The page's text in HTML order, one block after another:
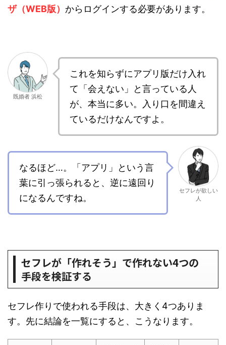
ザ（WEB版） からログインする必要があります。
既婚者 浜松
これを知らずにアプリ版だけ入れ
て「会えない」と言っている人
が、本当に多い。入り口を間違え
ているだけなんですよ。
なるほど…。「アプリ」という言
葉に引っ張られると、逆に遠回り
になるんですね。
セフレが欲しい
人
セフレが「作れそう」で作れない4つの
手段を検証する
セフレ作りで使われる手段は、大きく4つありま
す。先に結論を一覧にすると、こうなります。